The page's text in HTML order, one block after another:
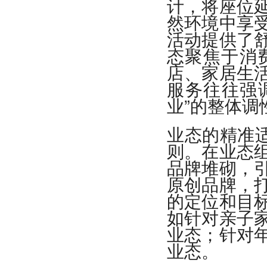
计，将座位
然环境中享
活动提供了
态聚焦于消
店、家居生
服务往往强
业”的整体
业态的精准
则。在业态
品牌堆砌，
原创品牌，
的定位和目
如针对亲子
业态；针对
业态。